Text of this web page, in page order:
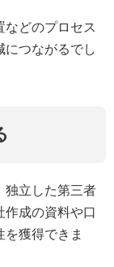
などのプロセス
につながるでし
独立した第三者
作成の資料や口
獲得できま